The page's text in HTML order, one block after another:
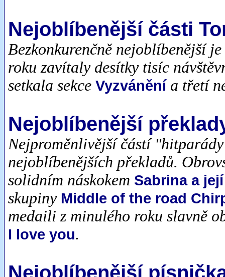
Nejoblíbenější části
Bezkonkurenčně nejoblíbenější
roku zavítaly desítky tisíc
setkala sekce Vyzváněnía třetí
Nejoblíbenější
Nejproměnlivější částí
nejoblíbenějších překladů.
solidním náskokem Sabrina a
skupiny Middle of the road
medaili z minulého roku slavně
I love you.
Nejoblíbenější